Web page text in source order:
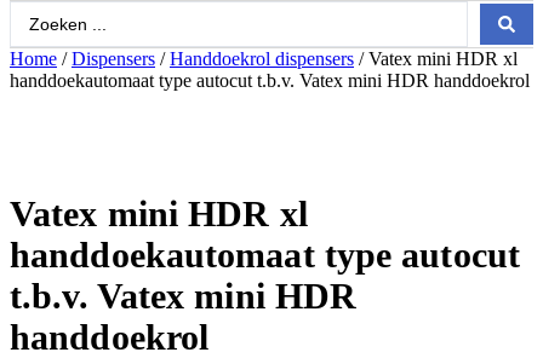
Home /Dispensers /Handdoekrol dispensers / Vatex mini HDR xl
handdoekautomaat type autocut t.b.v. Vatex mini HDR handdoekrol
Vatex mini HDR xl
handdoekautomaat type autocut
t.b.v. Vatex mini HDR
handdoekrol